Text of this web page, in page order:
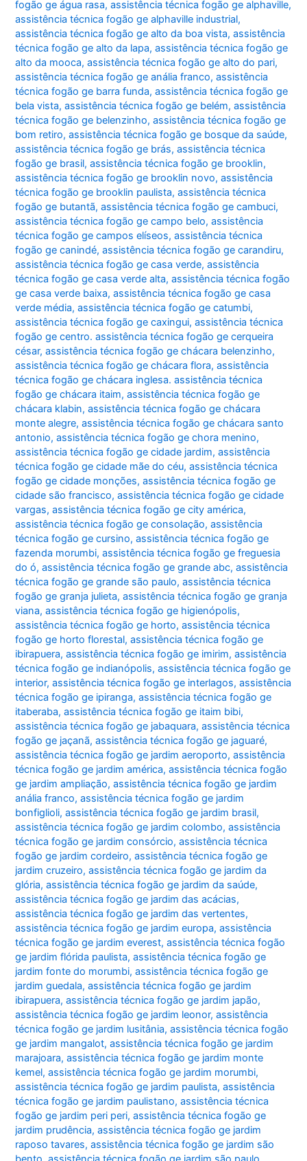
fogão ge água rasa,assistência técnica fogão ge alphaville,
assistência técnica fogão ge alphaville industrial,
assistência técnica fogão ge alto da boa vista,assistência
técnica fogão ge alto da lapa,assistência técnica fogão ge
alto da mooca,assistência técnica fogão ge alto do pari,
assistência técnica fogão ge anália franco,assistência
técnica fogão ge barra funda,assistência técnica fogão ge
bela vista,assistência técnica fogão ge belém,assistência
técnica fogão ge belenzinho,assistência técnica fogão ge
bom retiro,assistência técnica fogão ge bosque da saúde,
assistência técnica fogão ge brás,assistência técnica
fogão ge brasil,assistência técnica fogão ge brooklin,
assistência técnica fogão ge brooklin novo,assistência
técnica fogão ge brooklin paulista,assistência técnica
fogão ge butantã,assistência técnica fogão ge cambuci,
assistência técnica fogão ge campo belo,assistência
técnica fogão ge campos elíseos,assistência técnica
fogão ge canindé,assistência técnica fogão ge carandiru,
assistência técnica fogão ge casa verde,assistência
técnica fogão ge casa verde alta,assistência técnica fogão
ge casa verde baixa,assistência técnica fogão ge casa
verde média,assistência técnica fogão ge catumbi,
assistência técnica fogão ge caxingui,assistência técnica
fogão ge centro. assistência técnica fogão ge cerqueira
césar,assistência técnica fogão ge chácara belenzinho,
assistência técnica fogão ge chácara flora,assistência
técnica fogão ge chácara inglesa. assistência técnica
fogão ge chácara itaim,assistência técnica fogão ge
chácara klabin,assistência técnica fogão ge chácara
monte alegre,assistência técnica fogão ge chácara santo
antonio,assistência técnica fogão ge chora menino,
assistência técnica fogão ge cidade jardim,assistência
técnica fogão ge cidade mãe do céu,assistência técnica
fogão ge cidade monções,assistência técnica fogão ge
cidade são francisco,assistência técnica fogão ge cidade
vargas,assistência técnica fogão ge city américa,
assistência técnica fogão ge consolação,assistência
técnica fogão ge cursino,assistência técnica fogão ge
fazenda morumbi,assistência técnica fogão ge freguesia
do ó,assistência técnica fogão ge grande abc,assistência
técnica fogão ge grande são paulo,assistência técnica
fogão ge granja julieta,assistência técnica fogão ge granja
viana,assistência técnica fogão ge higienópolis,
assistência técnica fogão ge horto,assistência técnica
fogão ge horto florestal,assistência técnica fogão ge
ibirapuera,assistência técnica fogão ge imirim,assistência
técnica fogão ge indianópolis,assistência técnica fogão ge
interior,assistência técnica fogão ge interlagos,assistência
técnica fogão ge ipiranga,assistência técnica fogão ge
itaberaba,assistência técnica fogão ge itaim bibi,
assistência técnica fogão ge jabaquara,assistência técnica
fogão ge jaçanã,assistência técnica fogão ge jaguaré,
assistência técnica fogão ge jardim aeroporto,assistência
técnica fogão ge jardim américa,assistência técnica fogão
ge jardim ampliação,assistência técnica fogão ge jardim
anália franco,assistência técnica fogão ge jardim
bonfiglioli,assistência técnica fogão ge jardim brasil,
assistência técnica fogão ge jardim colombo,assistência
técnica fogão ge jardim consórcio,assistência técnica
fogão ge jardim cordeiro,assistência técnica fogão ge
jardim cruzeiro,assistência técnica fogão ge jardim da
glória,assistência técnica fogão ge jardim da saúde,
assistência técnica fogão ge jardim das acácias,
assistência técnica fogão ge jardim das vertentes,
assistência técnica fogão ge jardim europa,assistência
técnica fogão ge jardim everest,assistência técnica fogão
ge jardim flórida paulista,assistência técnica fogão ge
jardim fonte do morumbi,assistência técnica fogão ge
jardim guedala,assistência técnica fogão ge jardim
ibirapuera,assistência técnica fogão ge jardim japão,
assistência técnica fogão ge jardim leonor,assistência
técnica fogão ge jardim lusitânia,assistência técnica fogão
ge jardim mangalot,assistência técnica fogão ge jardim
marajoara,assistência técnica fogão ge jardim monte
kemel,assistência técnica fogão ge jardim morumbi,
assistência técnica fogão ge jardim paulista,assistência
técnica fogão ge jardim paulistano,assistência técnica
fogão ge jardim peri peri,assistência técnica fogão ge
jardim prudência,assistência técnica fogão ge jardim
raposo tavares,assistência técnica fogão ge jardim são